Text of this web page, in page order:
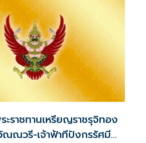
ะราชทานเหรียญราชรุจิทอง
ณณวรี-เจ้าฟ้าทีปังกรรัศมี